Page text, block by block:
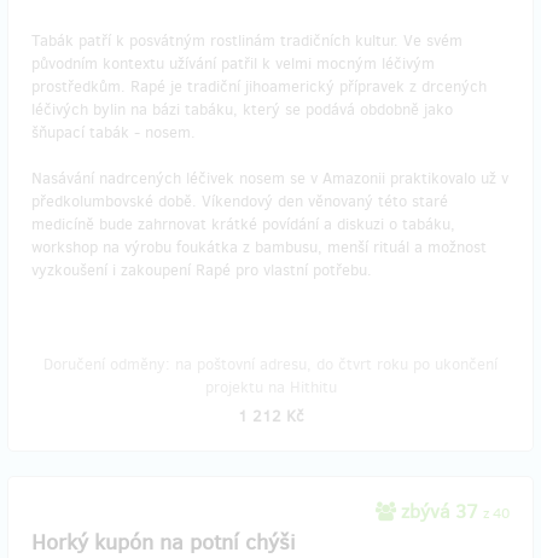
Tabák patří k posvátným rostlinám tradičních kultur. Ve svém
původním kontextu užívání patřil k velmi mocným léčivým
prostředkům. Rapé je tradiční jihoamerický přípravek z drcených
léčivých bylin na bázi tabáku, který se podává obdobně jako
šňupací tabák - nosem.
Nasávání nadrcených léčivek nosem se v Amazonii praktikovalo už v
předkolumbovské době. Víkendový den věnovaný této staré
medicíně bude zahrnovat krátké povídání a diskuzi o tabáku,
workshop na výrobu foukátka z bambusu, menší rituál a možnost
vyzkoušení i zakoupení Rapé pro vlastní potřebu.
1 212 Kč
zbývá 37 z 40
Horký kupón na potní chýši